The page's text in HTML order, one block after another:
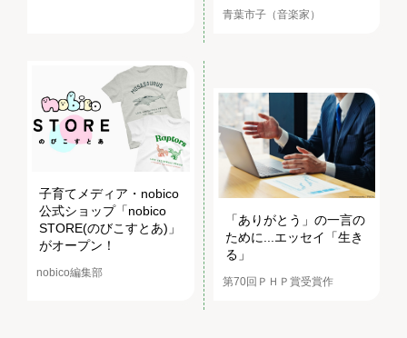
青葉市子（音楽家）
子育てメディア・nobico
公式ショップ「nobico
STORE(のびこすとあ)」
がオープン！
nobico編集部
「ありがとう」の一言の
ために...エッセイ「生き
る」
第70回ＰＨＰ賞受賞作